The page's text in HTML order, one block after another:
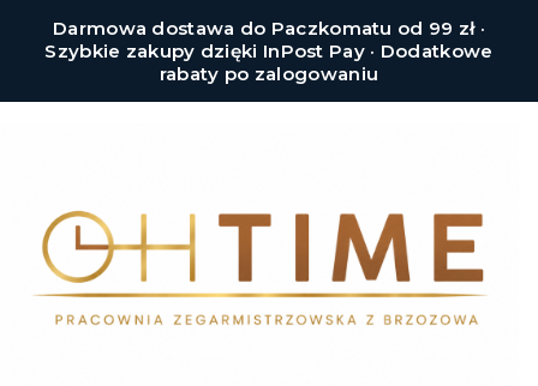
Darmowa dostawa do Paczkomatu od 99 zł ·
Szybkie zakupy dzięki InPost Pay · Dodatkowe
rabaty po zalogowaniu